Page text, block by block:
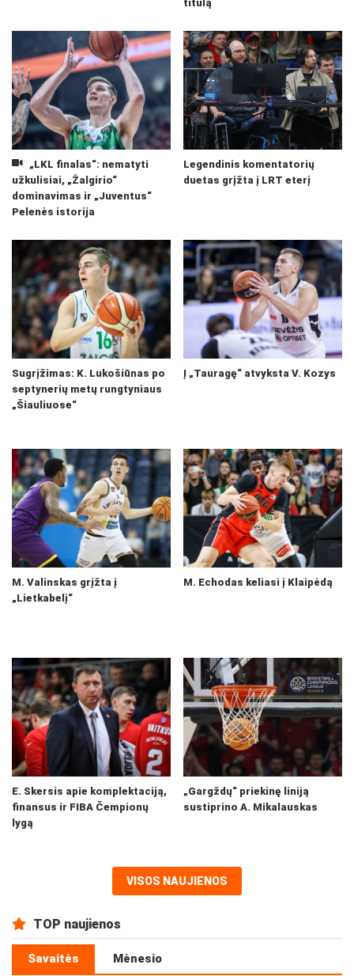
titulą
„LKL finalas“: nematyti
užkulisiai, „Žalgirio“
dominavimas ir „Juventus“
Pelenės istorija
Legendinis komentatorių
duetas grįžta į LRT eterį
Sugrįžimas: K. Lukošiūnas po
septynerių metų rungtyniaus
„Šiauliuose“
Į „Tauragę“ atvyksta V. Kozys
M. Valinskas grįžta į
„Lietkabelį“
M. Echodas keliasi į Klaipėdą
E. Skersis apie komplektaciją,
finansus ir FIBA Čempionų
lygą
„Gargždų“ priekinę liniją
sustiprino A. Mikalauskas
VISOS NAUJIENOS
TOP naujienos
Savaitės Mėnesio